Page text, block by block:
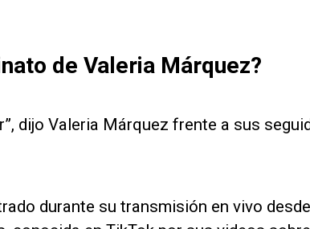
de Valeria Márquez?
dijo Valeria Márquez frente a sus
durante su transmisión en vivo